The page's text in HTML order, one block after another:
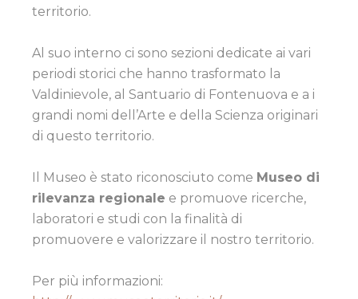
territorio.
Al suo interno ci sono sezioni dedicate ai vari
periodi storici che hanno trasformato la
Valdinievole, al Santuario di Fontenuova e a i
grandi nomi dell’Arte e della Scienza originari
di questo territorio.
Il Museo è stato riconosciuto come Museo di
rilevanza regionale e promuove ricerche,
laboratori e studi con la finalità di
promuovere e valorizzare il nostro territorio.
Per più informazioni: